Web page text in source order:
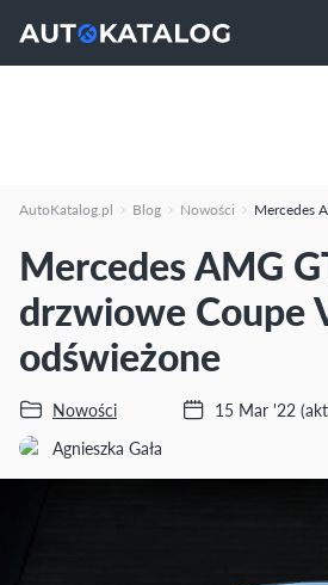
AutoKatalog.pl Blog Nowości
Mercedes AMG
drzwiowe Coupe
odświeżone
Nowości
Agnieszka Gała
15 Mar '22